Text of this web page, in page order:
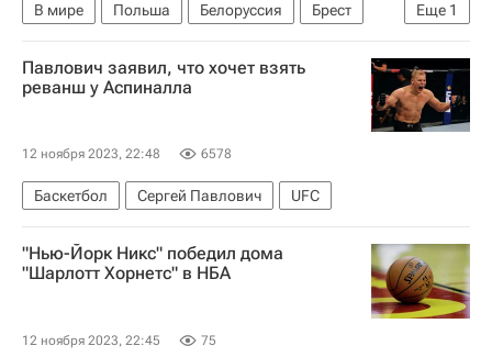
Еще 1
В мире Польша Белоруссия
Брест
Мариуш Блащак
Павлович заявил, что хочет взять
реванш у Аспиналла
12 ноября 2023, 22:48 6578
Баскетбол Сергей Павлович UFC
"Нью-Йорк Никс" победил дома
"Шарлотт Хорнетс" в НБА
12 ноября 2023, 22:45 75